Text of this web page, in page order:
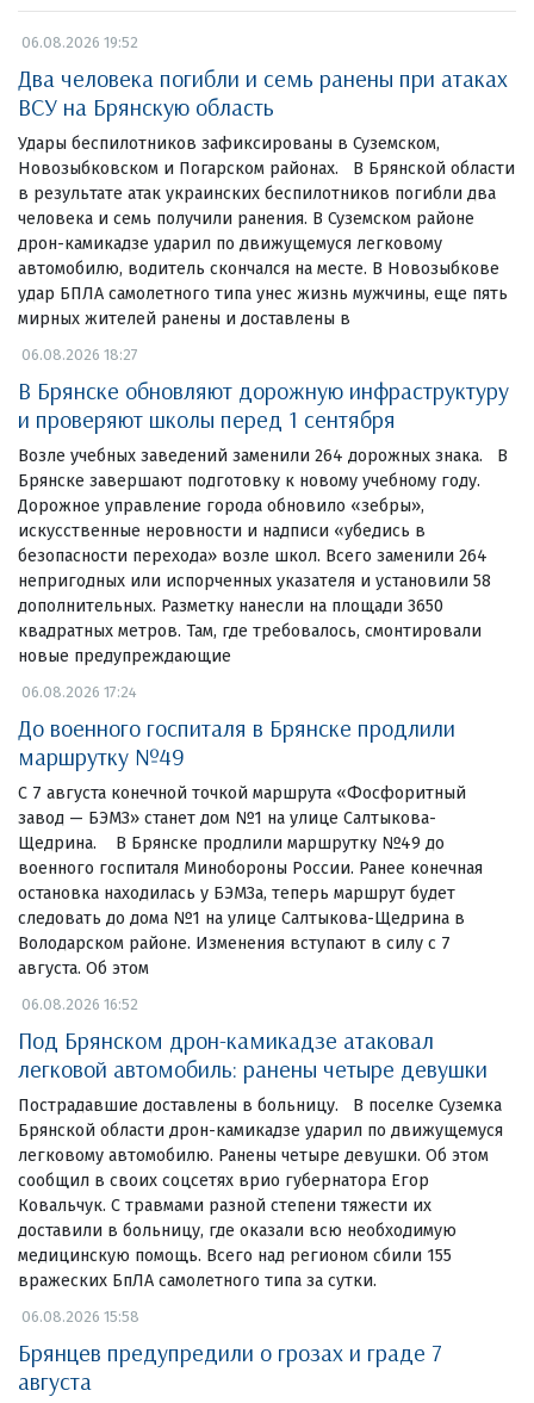
06.08.2026 19:52
Два человека погибли и семь ранены при атаках
ВСУ на Брянскую область
Удары беспилотников зафиксированы в Суземском,
Новозыбковском и Погарском районах. В Брянской области
в результате атак украинских беспилотников погибли два
человека и семь получили ранения. В Суземском районе
дрон-камикадзе ударил по движущемуся легковому
автомобилю, водитель скончался на месте. В Новозыбкове
удар БПЛА самолетного типа унес жизнь мужчины, еще пять
мирных жителей ранены и доставлены в
06.08.2026 18:27
В Брянске обновляют дорожную инфраструктуру
и проверяют школы перед 1 сентября
Возле учебных заведений заменили 264 дорожных знака. В
Брянске завершают подготовку к новому учебному году.
Дорожное управление города обновило «зебры»,
искусственные неровности и надписи «убедись в
безопасности перехода» возле школ. Всего заменили 264
непригодных или испорченных указателя и установили 58
дополнительных. Разметку нанесли на площади 3650
квадратных метров. Там, где требовалось, смонтировали
новые предупреждающие
06.08.2026 17:24
До военного госпиталя в Брянске продлили
маршрутку №49
С 7 августа конечной точкой маршрута «Фосфоритный
завод — БЭМЗ» станет дом №1 на улице Салтыкова-
Щедрина. В Брянске продлили маршрутку №49 до
военного госпиталя Минобороны России. Ранее конечная
остановка находилась у БЭМЗа, теперь маршрут будет
следовать до дома №1 на улице Салтыкова-Щедрина в
Володарском районе. Изменения вступают в силу с 7
августа. Об этом
06.08.2026 16:52
Под Брянском дрон-камикадзе атаковал
легковой автомобиль: ранены четыре девушки
Пострадавшие доставлены в больницу. В поселке Суземка
Брянской области дрон-камикадзе ударил по движущемуся
легковому автомобилю. Ранены четыре девушки. Об этом
сообщил в своих соцсетях врио губернатора Егор
Ковальчук. С травмами разной степени тяжести их
доставили в больницу, где оказали всю необходимую
медицинскую помощь. Всего над регионом сбили 155
вражеских БпЛА самолетного типа за сутки.
06.08.2026 15:58
Брянцев предупредили о грозах и граде 7
августа